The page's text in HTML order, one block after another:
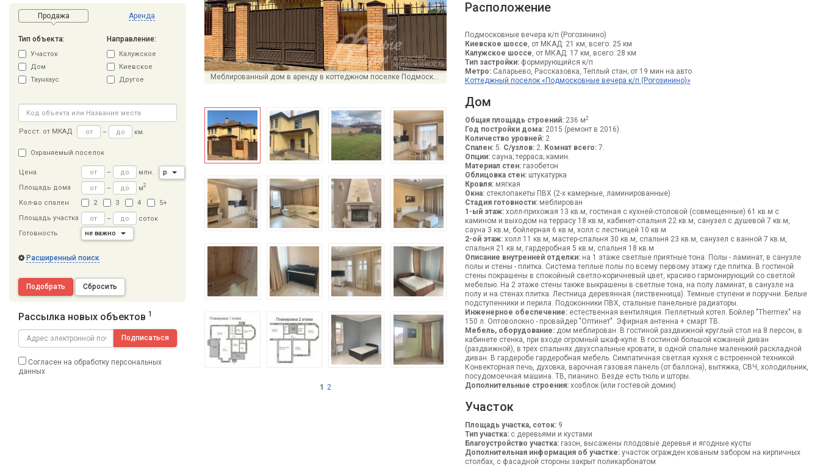
Продажа Аренда
Тип объекта:
Участок
Дом
Таунхаус
Направление:
Калужское
Киевское
Другое
Расст. от МКАД – км.
Охраняемый поселок
Цена – млн.
р
Площадь дома
– м2
Кол-во спален 2 3 4
5+
Площадь участка
–
соток
Готовность
не важно
Расширенный поиск
Подобрать Сбросить
Рассылка новых объектов 1
Подписаться
Согласен на обработку персональных
данных
Меблированный дом в аренду в коттеджном поселке Подмосковные вечера
1 2
Расположение
Подмосковные вечера к/п (Рогозинино)
Киевское шоссе, от МКАД: 21 км, всего: 25 км
Калужское шоссе, от МКАД: 17 км, всего: 28 км
Тип застройки:формирующийся к/п
Метро:Саларьево, Рассказовка, Теплый стан; от 19 мин на авто
Коттеджный поселок «Подмосковные вечера к/п (Рогозинино)»
Дом
Общая площадь строений:236 м2
Год постройки дома:2015 (ремонт в 2016)
Количество уровней:2
Спален:5. С/узлов:2. Комнат всего:7.
Опции:сауна; терраса; камин.
Материал стен:газобетон
Облицовка стен:штукатурка
Кровля:мягкая
Окна:стеклопакеты ПВХ (2-х камерные, ламинированные)
Стадия готовности:меблирован
1-ый этаж:холл-прихожая 13 кв.м, гостиная с кухней-столовой (совмещенные) 61 кв.м с
камином и выходом на террасу 18 кв.м, кабинет-спальня 22 кв.м, санузел с душевой 7 кв.м,
сауна 3 кв.м, бойлерная 6 кв.м, холл с лестницей 10 кв.м
2-ой этаж:холл 11 кв.м, мастер-спальня 30 кв.м, спальня 23 кв.м, cанузел с ванной 7 кв.м,
спальня 21 кв.м, гардеробная 5 кв.м, спальня 18 кв.м
Описание внутренней отделки:на 1 этаже светлые приятные тона. Полы - ламинат, в санузле
полы и стены - плитка. Система теплые полы по всему первому этажу где плитка. В гостиной
стены покрашены в спокойный светло-коричневый цвет, красиво гармонирующий со светлой
мебелью. На 2 этаже стены также выкрашены в светлые тона, на полу ламинат, в санузле на
полу и на стенах плитка. Лестница деревянная (лиственница). Темные ступени и поручни. Белые
подступенники и перила. Подоконники ПВХ, стальные панельные радиаторы.
Инженерное обеспечение:естественная вентиляция. Пеллетный котел. Бойлер "Thermex" на
150 л. Оптоволокно - провайдер "Оптинет". Эфирная антенна + смарт ТВ.
Мебель, оборудование:дом меблирован. В гостиной раздвижной круглый стол на 8 персон, в
кабинете стенка, при входе огромный шкаф-купе. В гостиной большой кожаный диван
(раздвижной), в трех спальнях двухспальные кровати, в одной спальне маленький раскладной
диван. В гардеробе гардеробная мебель. Симпатичная светлая кухня с встроенной техникой.
Конвекторная печь, духовка, варочная газовая панель (от баллона), вытяжка, СВЧ, холодильник,
посудомоечная машина. ТВ, пианино. Везде есть тюль и шторы.
Дополнительные строения:хозблок (или гостевой домик)
Участок
Площадь участка, соток:9
Тип участка:с деревьями и кустами
Благоустройство участка:газон, высажены плодовые деревья и ягодные кусты
Дополнительная информация об участке:участок огражден кованым забором на кирпичных
столбах, с фасадной стороны закрыт поликарбонатом